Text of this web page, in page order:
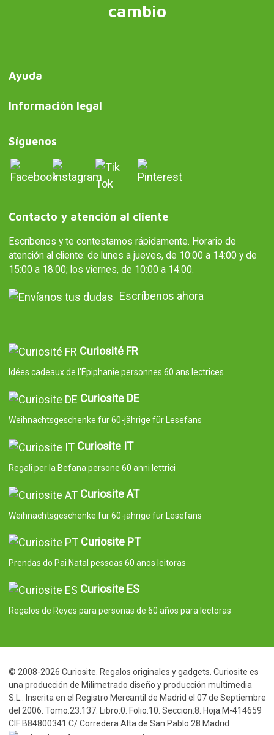
cambio
Ayuda
Información legal
Síguenos
Contacto y atención al cliente
Escríbenos y te contestamos rápidamente. Horario de
atención al cliente: de lunes a jueves, de 10:00 a 14:00 y de
15:00 a 18:00; los viernes, de 10:00 a 14:00.
Escríbenos ahora
Curiosité FR
Idées cadeaux de l'Épiphanie personnes 60 ans lectrices
Curiosite DE
Weihnachtsgeschenke für 60-jährige für Lesefans
Curiosite IT
Regali per la Befana persone 60 anni lettrici
Curiosite AT
Weihnachtsgeschenke für 60-jährige für Lesefans
Curiosite PT
Prendas do Pai Natal pessoas 60 anos leitoras
Curiosite ES
Regalos de Reyes para personas de 60 años para lectoras
© 2008-2026 Curiosite. Regalos originales y gadgets. Curiosite es
una producción de Milimetrado diseño y producción multimedia
S.L.. Inscrita en el Registro Mercantil de Madrid el 07 de Septiembre
del 2006. Tomo:23.137. Libro:0. Folio:10. Seccion:8. Hoja:M-414659
CIF:B84800341 C/ Corredera Alta de San Pablo 28 Madrid